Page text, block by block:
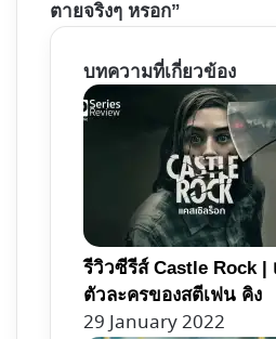
ตายจริงๆ หรอก”
บทความที่เกี่ยวข้อง
รีวิวซีรีส์ Castle Rock |
ตัวละครของสตีเฟน คิง
29 January 2022